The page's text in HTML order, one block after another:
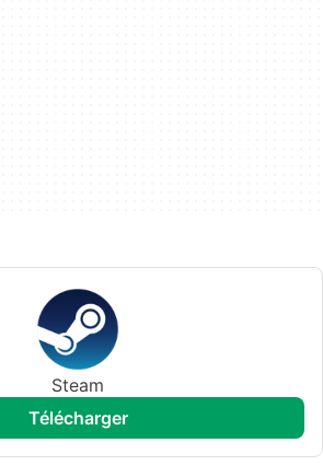
Steam
télécharger